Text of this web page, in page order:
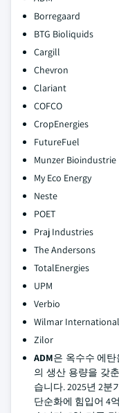
Borregaard
BTG Bioliquids
Cargill
Chevron
Clariant
COFCO
CropEnergies
FutureFuel
Munzer Bioindustrie
My Eco Energy
Neste
POET
Praj Industries
The Andersons
TotalEnergies
UPM
Verbio
Wilmar International
Zilor
ADM은 옥수수 에
의 생산 용량을 갖
습니다. 2025년 2분
단순화에 힘입어 4